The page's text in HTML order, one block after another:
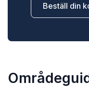
Beställ din